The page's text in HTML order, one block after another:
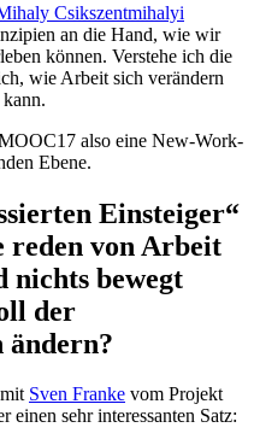
Csikszentmihalyi
an die Hand, wie wir
können. Verstehe ich die
wie Arbeit sich verändern
also eine New-Work-
Ebene.
Einsteiger“
reden von Arbeit
nichts bewegt
der
ändern?
Sven Franke vom Projekt
einen sehr interessanten Satz: